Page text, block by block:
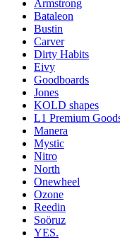
Armstrong
Bataleon
Bustin
Carver
Dirty Habits
Eivy
Goodboards
Jones
KOLD shapes
L1 Premium
Manera
Mystic
Nitro
North
Onewheel
Ozone
Reedin
Soöruz
YES.